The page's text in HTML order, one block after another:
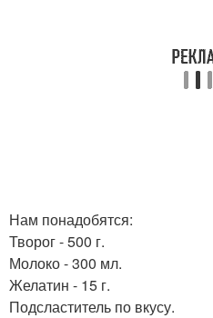
Нам понадобятся:
Творог - 500 г.
Молоко - 300 мл.
Желатин - 15 г.
Подсластитель по вкусу.